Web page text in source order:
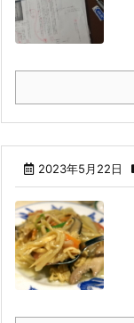
2023年5月22日